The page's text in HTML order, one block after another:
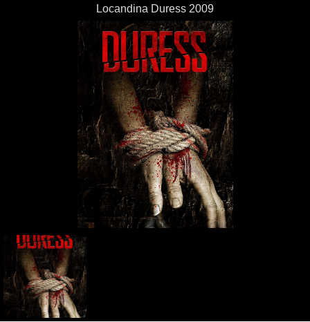
Locandina Duress 2009